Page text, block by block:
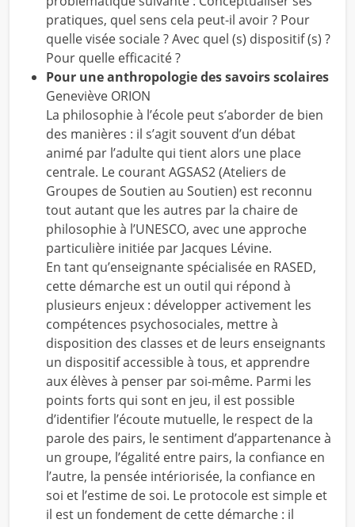
pratiques, quel sens cela peut-il avoir ? Pour
quelle visée sociale ? Avec quel (s) dispositif (s) ?
Pour quelle efficacité ?
Pour une anthropologie des savoirs scolaires
Geneviève ORION
La philosophie à l’école peut s’aborder de bien
des manières : il s’agit souvent d’un débat
animé par l’adulte qui tient alors une place
centrale. Le courant AGSAS2 (Ateliers de
Groupes de Soutien au Soutien) est reconnu
tout autant que les autres par la chaire de
philosophie à l’UNESCO, avec une approche
particulière initiée par Jacques Lévine.
En tant qu’enseignante spécialisée en RASED,
cette démarche est un outil qui répond à
plusieurs enjeux : développer activement les
compétences psychosociales, mettre à
disposition des classes et de leurs enseignants
un dispositif accessible à tous, et apprendre
aux élèves à penser par soi-même. Parmi les
points forts qui sont en jeu, il est possible
d’identifier l’écoute mutuelle, le respect de la
parole des pairs, le sentiment d’appartenance à
un groupe, l’égalité entre pairs, la confiance en
l’autre, la pensée intériorisée, la confiance en
soi et l’estime de soi. Le protocole est simple et
il est un fondement de cette démarche : il